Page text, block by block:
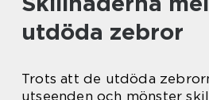
utdöda zebror
Trots att de utdöda
utseenden och mönster